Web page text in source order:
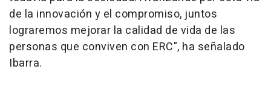
de la innovación y el compromiso, juntos
lograremos mejorar la calidad de vida de las
personas que conviven con ERC", ha señalado
Ibarra.